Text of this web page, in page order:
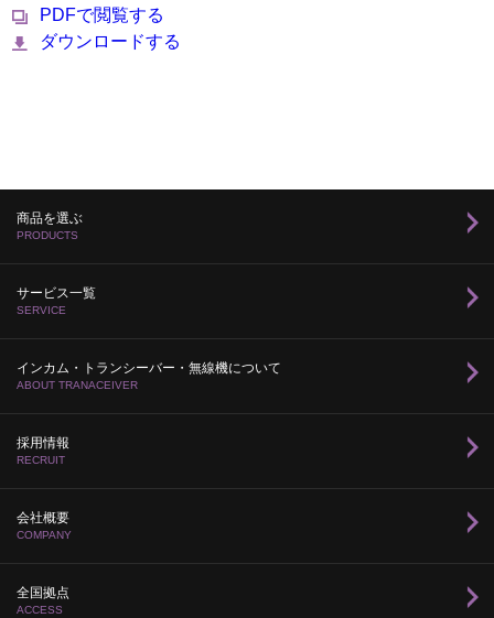
PDFで閲覧する
ダウンロードする
商品を選ぶ
PRODUCTS
サービス一覧
SERVICE
インカム・トランシーバー・無線機について
ABOUT TRANACEIVER
採用情報
RECRUIT
会社概要
COMPANY
全国拠点
ACCESS